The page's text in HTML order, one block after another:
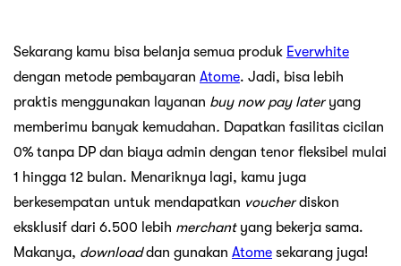
Sekarang kamu bisa belanja semua produk Everwhite
dengan metode pembayaran Atome. Jadi, bisa lebih
praktis menggunakan layanan buy now pay lateryang
memberimu banyak kemudahan. Dapatkan fasilitas cicilan
0% tanpa DP dan biaya admin dengan tenor fleksibel mulai
1 hingga 12 bulan. Menariknya lagi, kamu juga
berkesempatan untuk mendapatkan voucherdiskon
eksklusif dari 6.500 lebih merchant yang bekerja sama.
Makanya, downloaddan gunakan Atome sekarang juga!